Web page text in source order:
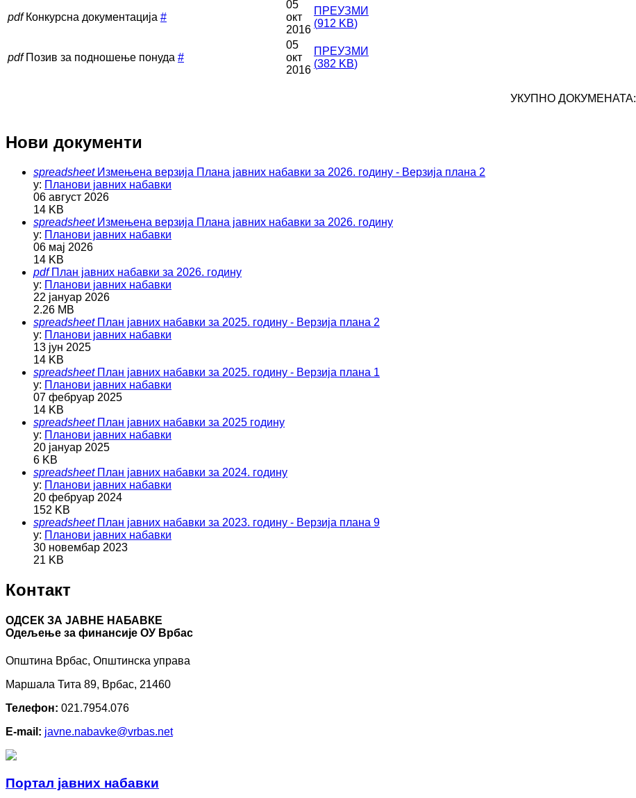
pdf Конкурсна документација #
05
окт
2016
ПРЕУЗМИ
(912 KB)
pdf Позив за подношење понуда #
05
окт
2016
ПРЕУЗМИ
(382 KB)
УКУПНО ДОКУМЕНАТА:
Нови документи
spreadsheet Измењена верзија Плана јавних набавки за 2026. годину - Верзија плана 2
у: Планови јавних набавки
06 август 2026
14 KB
spreadsheet Измењена верзија Плана јавних набавки за 2026. годину
у: Планови јавних набавки
06 мај 2026
14 KB
pdf План јавних набавки за 2026. годину
у: Планови јавних набавки
22 јануар 2026
2.26 MB
spreadsheet План јавних набавки за 2025. годину - Верзија плана 2
у: Планови јавних набавки
13 јун 2025
14 KB
spreadsheet План јавних набавки за 2025. годину - Верзија плана 1
у: Планови јавних набавки
07 фебруар 2025
14 KB
spreadsheet План јавних набавки за 2025 годину
у: Планови јавних набавки
20 јануар 2025
6 KB
spreadsheet План јавних набавки за 2024. годину
у: Планови јавних набавки
20 фебруар 2024
152 KB
spreadsheet План јавних набавки за 2023. годину - Верзија плана 9
у: Планови јавних набавки
30 новембар 2023
21 KB
Контакт
ОДСЕК ЗА ЈАВНЕ НАБАВКЕ
Oдељење за финансије ОУ Врбас
Општина Врбас, Општинска управа
Маршала Тита 89, Врбас, 21460
Телефон: 021.7954.076
E-mail: javne.nabavke@vrbas.net
Портал јавних набавки